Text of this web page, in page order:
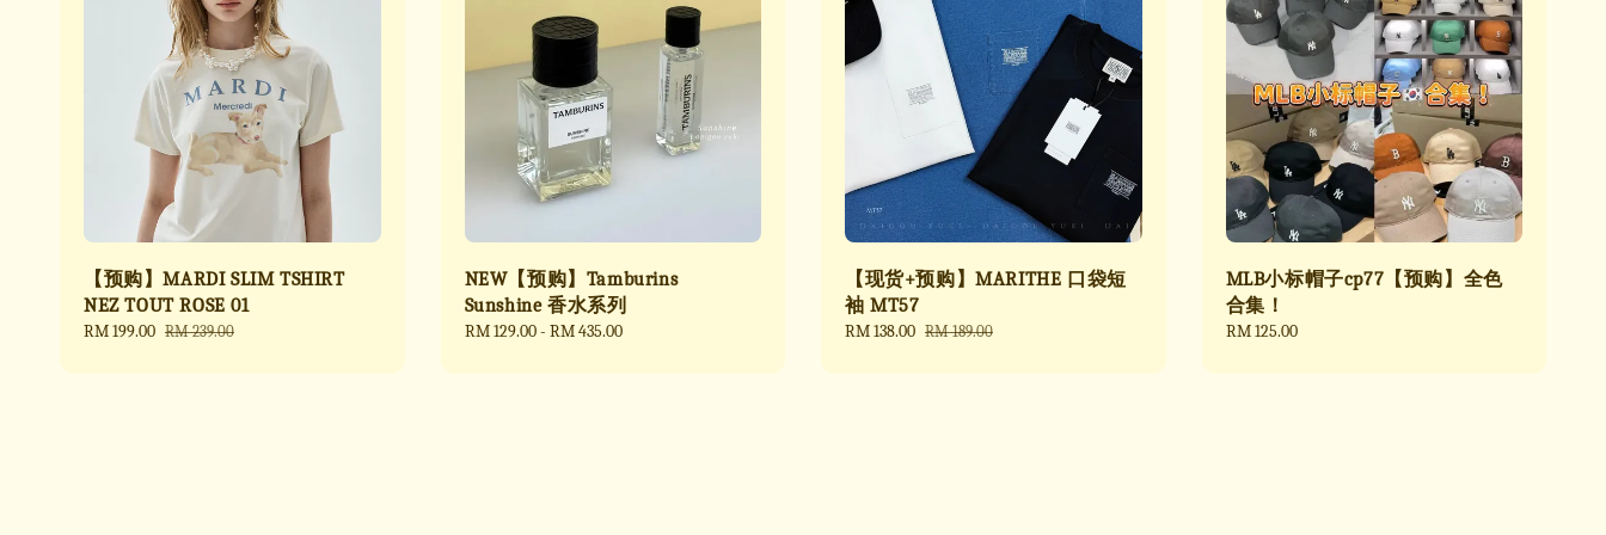
【预购】MARDI SLIM TSHIRT
NEZ TOUT ROSE 01
Sale
RM 199.00 Regular
RM 239.00
NEW【预购】Tamburins
Sunshine 香水系列
Regular
RM 129.00- RM 435.00
【现货+预购】MARITHE 口袋短
袖 MT57
Sale
RM 138.00 Regular
RM 189.00
MLB小标帽子cp77【预购】全色
合集！
Regular
RM 125.00